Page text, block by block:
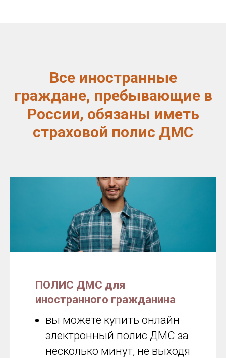
Все иностранные
граждане, пребывающие в
России, обязаны иметь
страховой полис ДМС
ПОЛИС ДМС для
иностранного гражданина
вы можете купить онлайн
электронный полис ДМС за
несколько минут, не выходя